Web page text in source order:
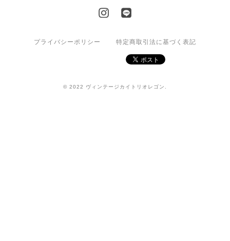
プライバシーポリシー 特定商取引法に基づく表記
© 2022 ヴィンテージカイトリオレゴン.